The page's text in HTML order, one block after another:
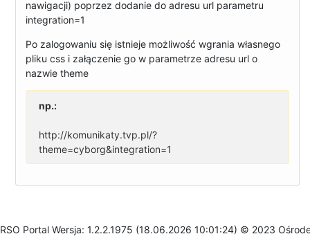
nawigacji) poprzez dodanie do adresu url parametru
integration=1
Po zalogowaniu się istnieje możliwość wgrania własnego
pliku css i załączenie go w parametrze adresu url o
nazwie theme
np.:
http://komunikaty.tvp.pl/?
theme=cyborg&integration=1
RSO Portal Wersja: 1.2.2.1975 (18.06.2026 10:01:24) © 2023